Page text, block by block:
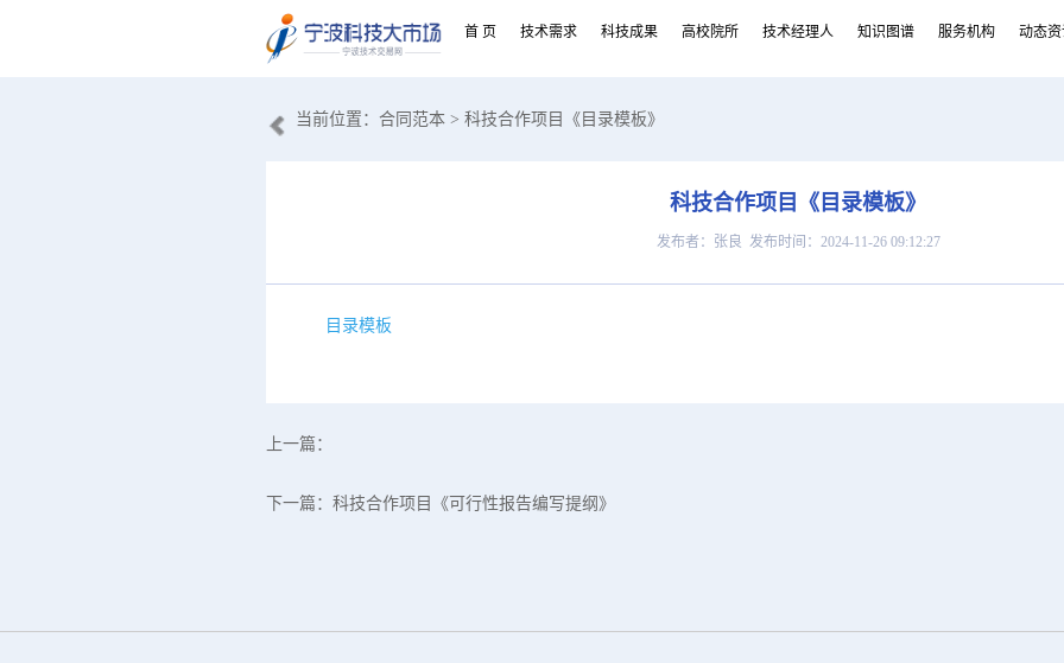
首 页 技术需求 科技成果 高校院所 技术经理人 知识图谱 服务机构 动态
当前位置： 合同范本 > 科技合作项目《目录模板》
科技合作项目《目录模板》
发布者：张良 发布时间：2024-11-26 09:12:27
目录模板
上一篇：
下一篇： 科技合作项目《可行性报告编写提纲》